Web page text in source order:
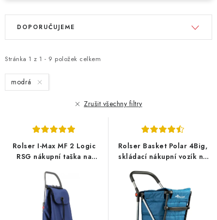
V
i
s
p
Stránka 1 z 1 - 9 položek celkem
Ř
e
n
í
DOPORUČUJEME
modrá
Zrušit všechny filtry
Rolser I-Max MF 2 Logic
RSG nákupní taška na
modrá
Rolser Basket Polar 4Big,
skládací nákupní vozík na